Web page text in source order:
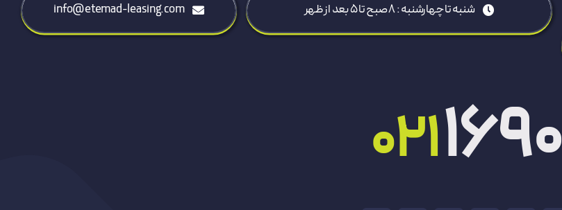
شنبه تا چهارشنبه : 8 صبح تا ۵ بعد از ظهر info@etemad-leasing.com
0211690